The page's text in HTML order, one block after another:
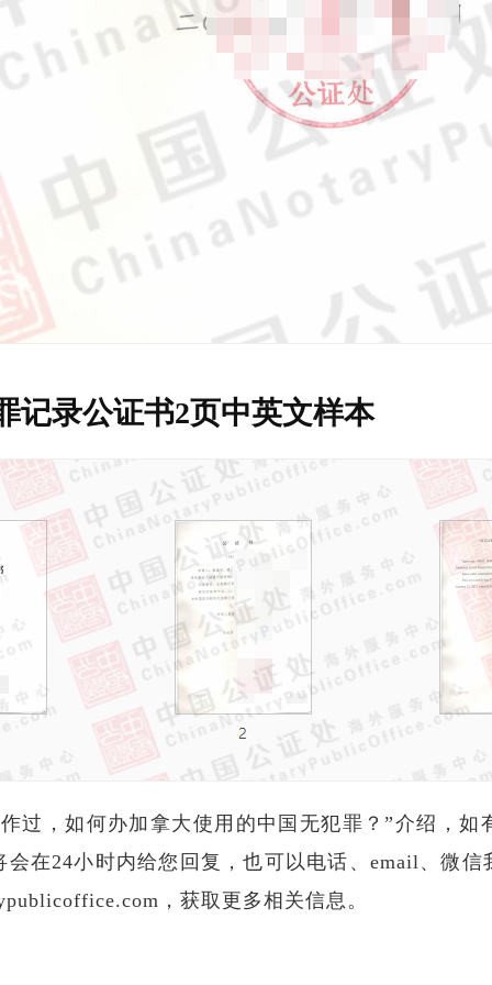
记录公证书2页中英文样本
过，如何办加拿大使用的中国无犯罪？”介绍，如
在24小时内给您回复，也可以电话、email、微
，获取更多相关信息。